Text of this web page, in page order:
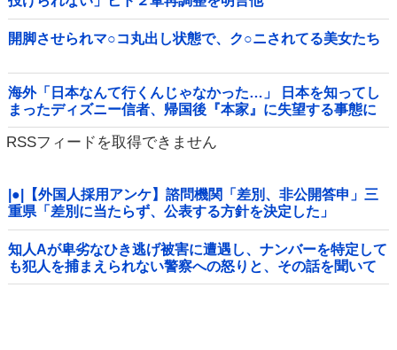
開脚させられマ○コ丸出し状態で、ク○ニされてる美女たち
海外「日本なんて行くんじゃなかった…」 日本を知ってし
まったディズニー信者、帰国後『本家』に失望する事態に
RSSフィードを取得できません
|●|【外国人採用アンケ】諮問機関「差別、非公開答申」三
重県「差別に当たらず、公表する方針を決定した」
知人Aが卑劣なひき逃げ被害に遭遇し、ナンバーを特定して
も犯人を捕まえられない警察への怒りと、その話を聞いて
「逃げた方が得じゃん」と言い放ったBの神経がわからん